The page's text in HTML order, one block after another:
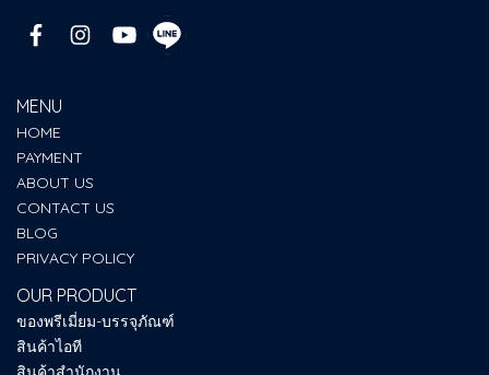
MENU
HOME
PAYMENT
ABOUT US
CONTACT US
BLOG
PRIVACY POLICY
OUR PRODUCT
ของพรีเมี่ยม-บรรจุภัณฑ์
สินค้าไอที